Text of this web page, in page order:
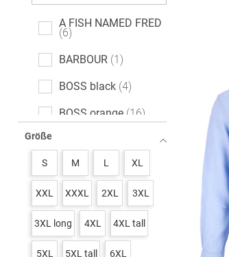
Mottoprint 1
A FISH NAMED FRED
6
BARBOUR 1
BOSS black 4
BOSS orange 16
BUGATTI
Baldessarini
CASA MODA 34
COMMANDER
Größe
S M L XL
XXL XXXL 2XL 3XL
3XL long 4XL 4XL tall
5XL 5XL tall 6XL